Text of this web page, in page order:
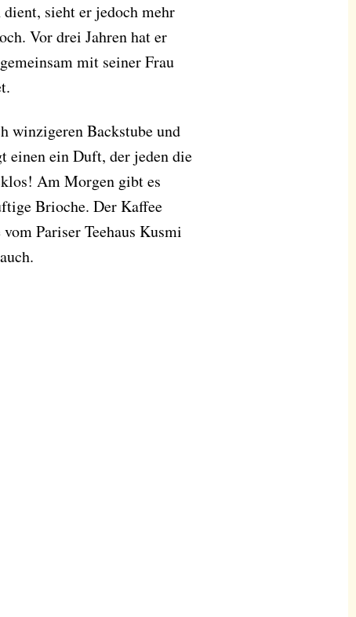
sieht er jedoch mehr
Vor drei Jahren hat er
mit seiner Frau
winzigeren Backstube und
einen ein Duft, der jeden die
Am Morgen gibt es
Brioche. Der Kaffee
Pariser Teehaus Kusmi